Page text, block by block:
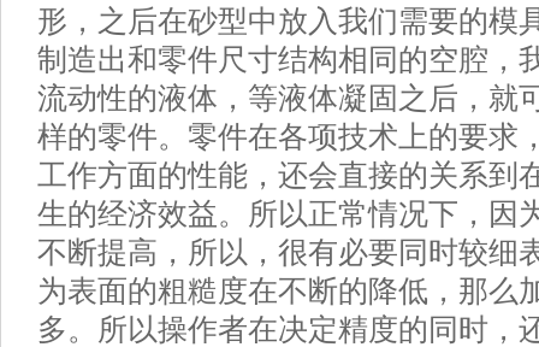
形，之后在砂型中放入我们需要的模
制造出和零件尺寸结构相同的空腔，
流动性的液体，等液体凝固之后，就
样的零件。零件在各项技术上的要求
工作方面的性能，还会直接的关系到
生的经济效益。所以正常情况下，因
不断提高，所以，很有必要同时较细
为表面的粗糙度在不断的降低，那么
多。所以操作者在决定精度的同时，